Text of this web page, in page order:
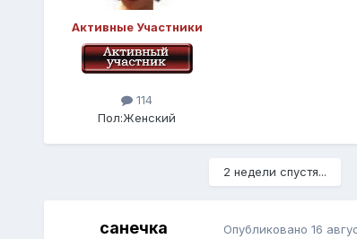
Активные Участники
114
Пол:Женский
2 недели спустя...
санечка Опубликовано 16